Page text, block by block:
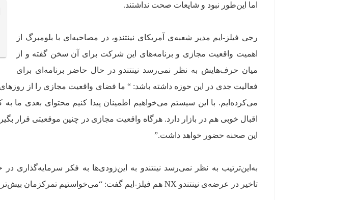
اما این‌طور نبود و شایعات صحت نداشتند.
رجی فیلز-ایم مدیر شعبه‌ی آمریکای نینتندو، در مصاحبه‌ای با بلومبرگ از
اهمیت واقعیت مجازی و برنامه‌های این شرکت برای آن سخن گفته و از
میان حرف‌هایش به نظر نمی‌رسد نینتندو در حال حاضر برنامه‌ای برای
فعالیت جدی در این حوزه داشته باشد:
می‌کرده‌ایم. با این سیستم می‌خواهیم اطمینان پیدا کنیم محتوای بعدی ما
اقبال خوبی هم در بازار دارد. هرگاه واقعیت مجازی در چنین موقعیتی قرار
این صحنه حضور خواهد داشت.”
‌به‌این‌ترتیب به نظر نمی‌رسد نینتندو به این‌زودی‌ها به فکر سرمایه‌گذاری
تاخیر در عرضه‌ی نینتندو NX هم فیلز-ایم گفت:
“می‌خواستیم تمرکزمان